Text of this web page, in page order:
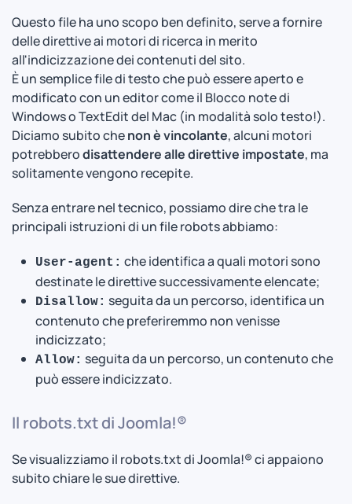
Questo file ha uno scopo ben definito, serve a fornire
delle direttive ai motori di ricerca in merito
all'indicizzazione dei contenuti del sito.
È un semplice file di testo che può essere aperto e
modificato con un editor come il Blocco note di
Windows o TextEdit del Mac (in modalità solo testo!).
Diciamo subito chenon è vincolante, alcuni motori
potrebberodisattendere alle direttive impostate, ma
solitamente vengono recepite.
Senza entrare nel tecnico, possiamo dire che tra le
principali istruzioni di un file robots abbiamo:
User-agent: che identifica a quali motori sono
destinate le direttive successivamente elencate;
Disallow: seguita da un percorso, identifica un
contenuto che preferiremmo non venisse
indicizzato;
Allow: seguita da un percorso, un contenuto che
può essere indicizzato.
Il robots.txt di Joomla!®
Se visualizziamo il robots.txt di Joomla!® ci appaiono
subito chiare le sue direttive.